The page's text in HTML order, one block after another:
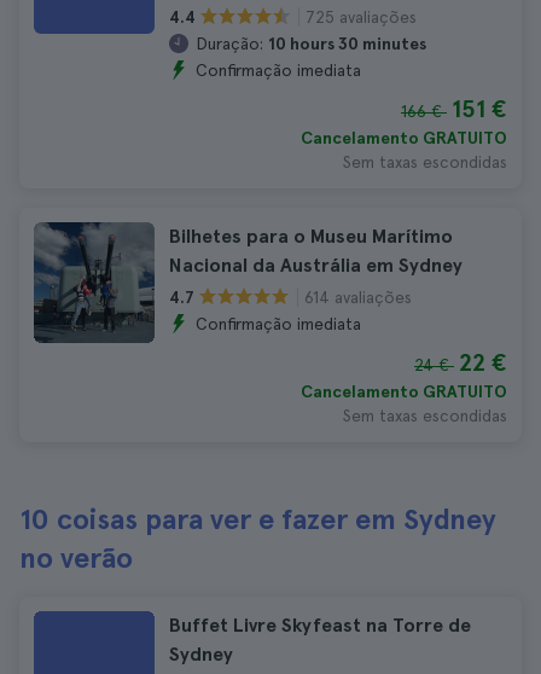
4.4
725 avaliações
Duração: 10 hours 30 minutes
Confirmação imediata
166 € 151 €
Cancelamento GRATUITO
Sem taxas escondidas
Bilhetes para o Museu Marítimo
Nacional da Austrália em Sydney
4.7
614 avaliações
Confirmação imediata
24 € 22 €
Cancelamento GRATUITO
Sem taxas escondidas
10 coisas para ver e fazer em Sydney
no verão
Buffet Livre Skyfeast na Torre de
Sydney